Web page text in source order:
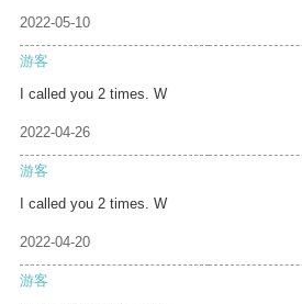
2022-05-10
游客
I called you 2 times. W
2022-04-26
游客
I called you 2 times. W
2022-04-20
游客